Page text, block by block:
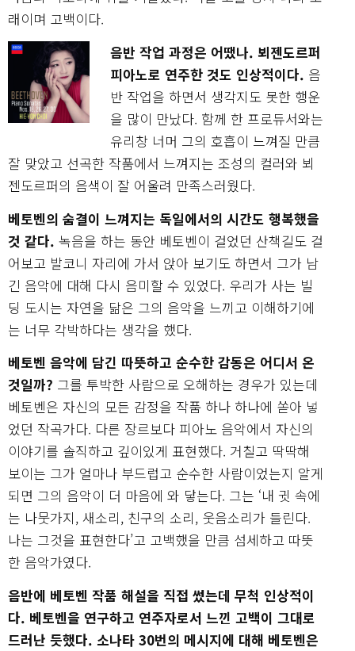
래이며 고백이다.
음반 작업 과정은 어땠나. 뵈젠도르퍼
피아노로 연주한 것도 인상적이다. 음
반 작업을 하면서 생각지도 못한 행운
을 많이 만났다. 함께 한 프로듀서와는
유리창 너머 그의 호흡이 느껴질 만큼
잘 맞았고 선곡한 작품에서 느껴지는 조성의 컬러와 뵈
젠도르퍼의 음색이 잘 어울려 만족스러웠다.
베토벤의 숨결이 느껴지는 독일에서의 시간도 행복했을
것 같다. 녹음을 하는 동안 베토벤이 걸었던 산책길도 걸
어보고 발코니 자리에 가서 앉아 보기도 하면서 그가 남
긴 음악에 대해 다시 음미할 수 있었다. 우리가 사는 빌
딩 도시는 자연을 닮은 그의 음악을 느끼고 이해하기에
는 너무 각박하다는 생각을 했다.
베토벤 음악에 담긴 따뜻하고 순수한 감동은 어디서 온
것일까? 그를 투박한 사람으로 오해하는 경우가 있는데
베토벤은 자신의 모든 감정을 작품 하나 하나에 쏟아 넣
었던 작곡가다. 다른 장르보다 피아노 음악에서 자신의
이야기를 솔직하고 깊이있게 표현했다. 거칠고 딱딱해
보이는 그가 얼마나 부드럽고 순수한 사람이었는지 알게
되면 그의 음악이 더 마음에 와 닿는다. 그는 ‘내 귓 속에
는 나뭇가지, 새소리, 친구의 소리, 웃음소리가 들린다.
나는 그것을 표현한다’고 고백했을 만큼 섬세하고 따뜻
한 음악가였다.
음반에 베토벤 작품 해설을 직접 썼는데 무척 인상적이
다. 베토벤을 연구하고 연주자로서 느낀 고백이 그대로
드러난 듯했다. 소나타 30번의 메시지에 대해 베토벤은